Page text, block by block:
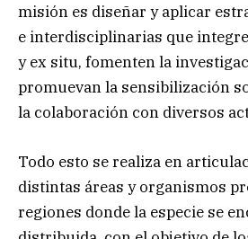
misión es diseñar y aplicar
e interdisciplinarias que
y ex situ, fomenten la
promuevan la sensibilización
la colaboración con diversos
Todo esto se realiza en
distintas áreas y organismos
regiones donde la especie se